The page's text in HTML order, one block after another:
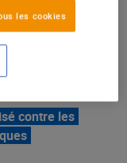
contre les
ET
les cookies